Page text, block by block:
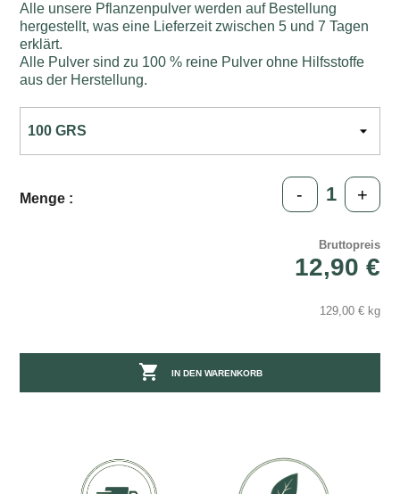
Alle unsere Pflanzenpulver werden auf Bestellung
hergestellt, was eine Lieferzeit zwischen 5 und 7 Tagen
erklärt.
Alle Pulver sind zu 100 % reine Pulver ohne Hilfsstoffe
aus der Herstellung.
Menge : - +
Bruttopreis
12,90 €
129,00 € kg
 IN DEN WARENKORB